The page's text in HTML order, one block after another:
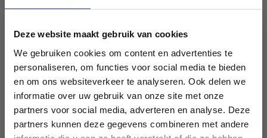
Deze website maakt gebruik van cookies
We gebruiken cookies om content en advertenties te
personaliseren, om functies voor social media te bieden
en om ons websiteverkeer te analyseren. Ook delen we
informatie over uw gebruik van onze site met onze
partners voor social media, adverteren en analyse. Deze
partners kunnen deze gegevens combineren met andere
STAEDTLER DOUBLE POINTES DE CRAYON EN MÉTAL
EUR 1.30 EUR 1.65
L'offre expire le 12/08/2026
Économisez jusqu'à 50 %